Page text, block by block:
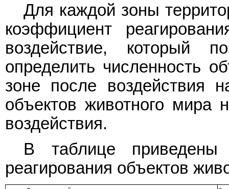
Для каждой зоны
коэффициент
воздействие, который
определить численность
зоне после воздействия
объектов животного мира
воздействия.
В таблице приведены
реагирования объектов